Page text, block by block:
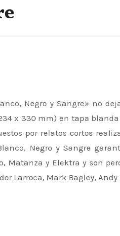
x 330 mm) en tapa
por relatos cortos
Negro y Sangre
Matanza y Elektra y son
Larroca, Mark Bagley, Andy